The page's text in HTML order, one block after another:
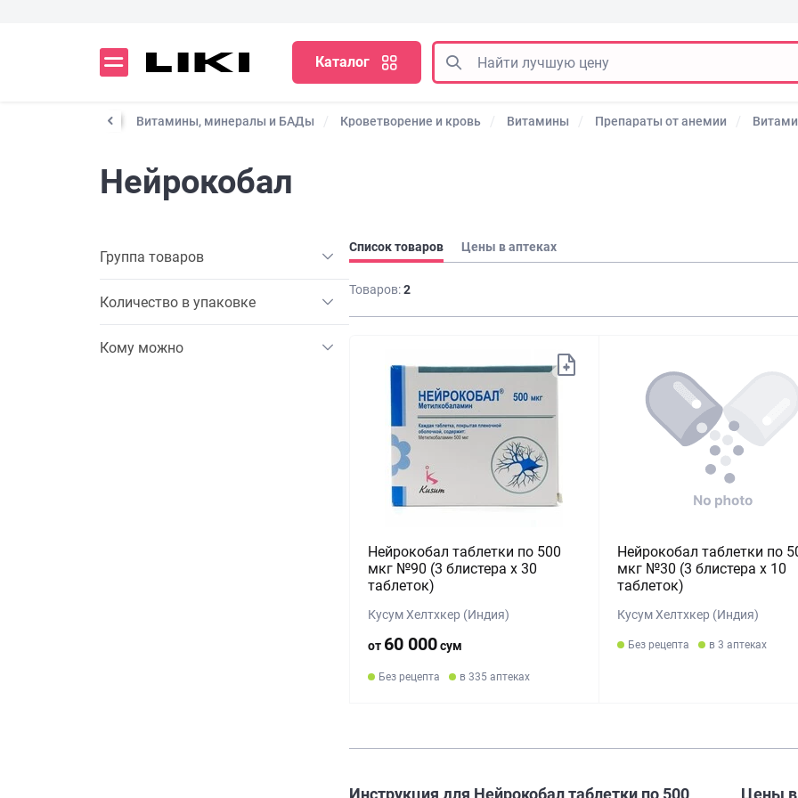
Каталог
препараты Витамины, минералы и БАДы Кроветворение и кровь Витамины Препараты от анемии
Нейрокобал
Группа товаров
Количество в упаковке
Кому можно
Список товаров Цены в аптеках
Товаров:2
Нейрокобал таблетки по 500
мкг №90 (3 блистера х 30
таблеток)
Кусум Хелтхкер (Индия)
от 60 000сум
Без рецепта в 335 аптеках
Нейрокобал таблетки по
мкг №30 (3 блистера х 10
таблеток)
Кусум Хелтхкер (Индия)
Без рецепта в 3 аптеках
Цены в
Инструкция для Нейрокобал таблетки по 500